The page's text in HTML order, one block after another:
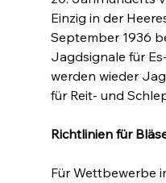
Einzig in der
September 1936
Jagdsignale für
werden wieder
für Reit- und
Richtlinien für
Für Wettbewerbe